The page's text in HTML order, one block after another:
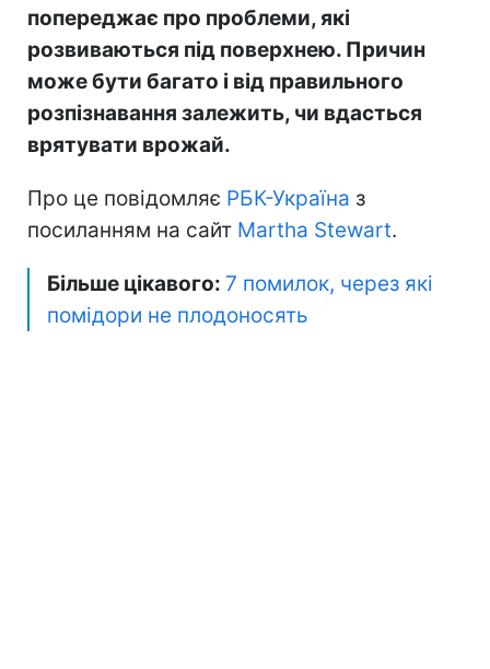
попереджає про проблеми, які
розвиваються під поверхнею. Причин
може бути багато і від правильного
розпізнавання залежить, чи вдасться
врятувати врожай.
Про це повідомляє РБК-Україна з
посиланням на сайт Martha Stewart.
Більше цікавого: 7 помилок, через які
помідори не плодоносять